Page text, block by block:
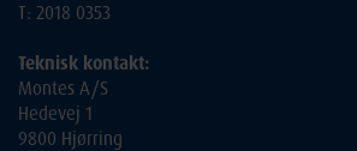
T: 2018 0353
Teknisk kontakt:
Montes A/S
Hedevej 1
9800 Hjørring